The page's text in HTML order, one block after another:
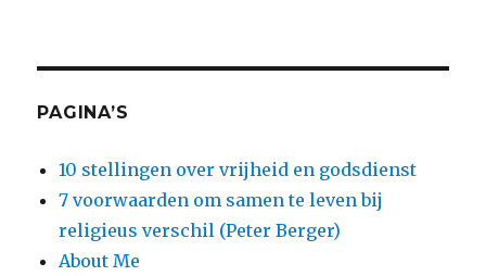
PAGINA’S
10 stellingen over vrijheid en godsdienst
7 voorwaarden om samen te leven bij
religieus verschil (Peter Berger)
About Me